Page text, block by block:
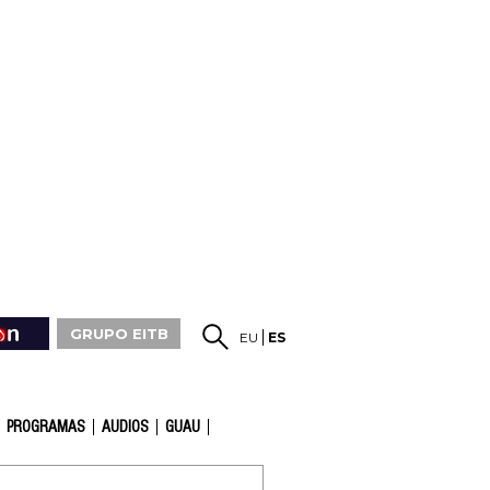
GRUPO EITB EU ES
PROGRAMAS AUDIOS GUAU